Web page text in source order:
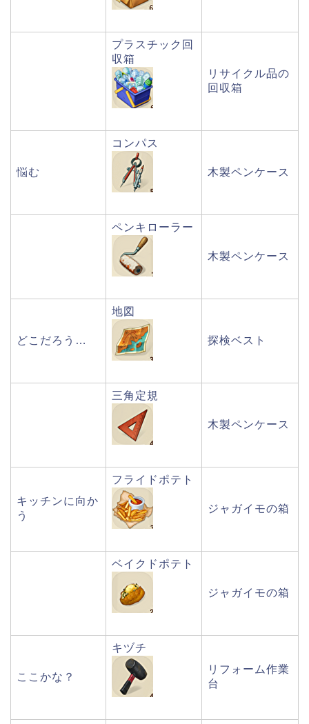
プラスチック回
収箱
リサイクル品の
回収箱
悩む
コンパス
木製ペンケース
ペンキローラー
木製ペンケース
どこだろう…
地図
探検ベスト
三角定規
木製ペンケース
キッチンに向か
う
フライドポテト
ジャガイモの箱
ベイクドポテト
ジャガイモの箱
ここかな？
キヅチ
リフォーム作業
台